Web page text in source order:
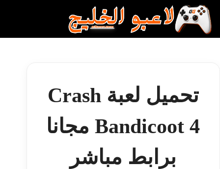
التجاوز
إلى
المحتوى
تحميل لعبة Crash
Bandicoot 4 مجانا
برابط مباشر